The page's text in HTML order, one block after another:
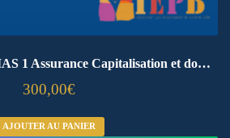
Passerelle IAS 2 vers IAS 1 Assurance Capitalisation et dommage
300,00€
AJOUTER AU PANIER